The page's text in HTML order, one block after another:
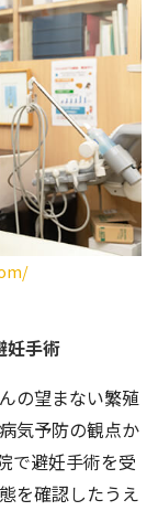
妊手術
の望まない繁殖
気予防の観点か
で避妊手術を受
を確認したうえ